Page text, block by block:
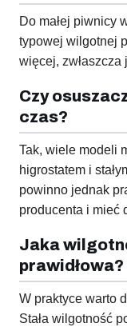
Do małej piwnicy
typowej wilgotnej
więcej,
Czy
czas?
Tak, wiele modeli
higrostatem i
powinno jednak
producenta i mieć
Jaka
prawidłowa?
W praktyce warto
Stała wilgotność